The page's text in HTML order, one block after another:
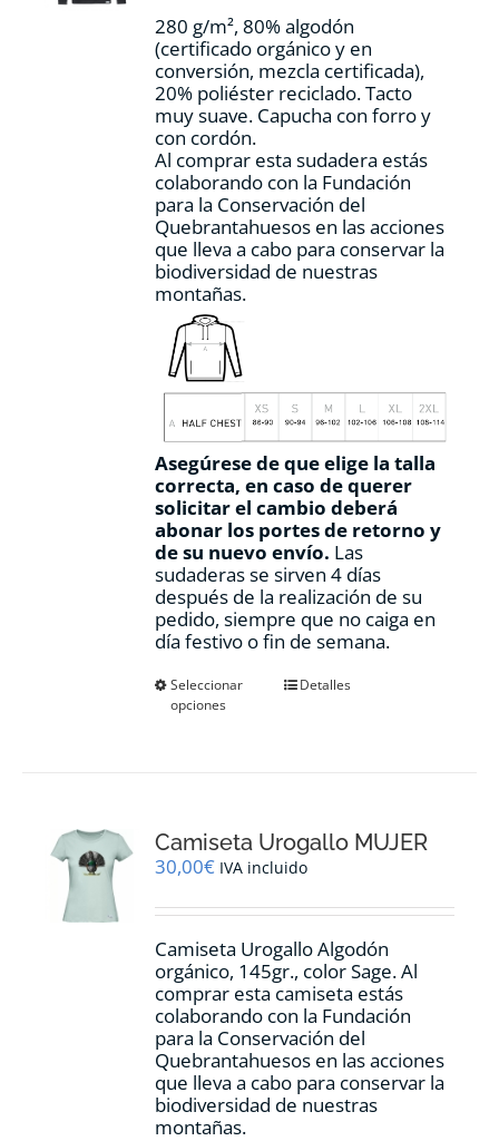
página
de
producto
280 g/m², 80% algodón
(certificado orgánico y en
conversión, mezcla certificada),
20% poliéster reciclado. Tacto
muy suave. Capucha con forro y
con cordón.
Al comprar esta sudadera estás
colaborando con la Fundación
para la Conservación del
Quebrantahuesos en las acciones
que lleva a cabo para conservar la
biodiversidad de nuestras
montañas.
Asegúrese de que elige la talla
correcta, en caso de querer
solicitar el cambio deberá
abonar los portes de retorno y
de su nuevo envío. Las
sudaderas se sirven 4 días
después de la realización de su
pedido, siempre que no caiga en
día festivo o fin de semana.
Seleccionar
opciones
Este
se
pueden
en
página
de
producto
Detalles
Camiseta Urogallo MUJER
30,00€ IVA incluido
Camiseta Urogallo Algodón
orgánico, 145gr., color Sage. Al
comprar esta camiseta estás
colaborando con la Fundación
para la Conservación del
Quebrantahuesos en las acciones
que lleva a cabo para conservar la
biodiversidad de nuestras
montañas.